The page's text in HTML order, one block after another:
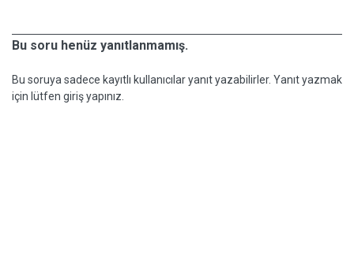
Bu soru henüz yanıtlanmamış.
Bu soruya sadece kayıtlı kullanıcılar yanıt yazabilirler. Yanıt yazmak
için lütfen giriş yapınız.